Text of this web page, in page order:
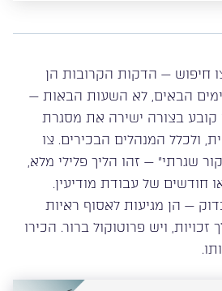
חיפוש — הדקות הקרובות הן
הבאים, לא השעות הבאות —
בצורה ישירה את מסגרת
ולכלל המנהלים הבכירים. צו
שגרתי” — זהו הליך פלילי מלא,
חודשים של עבודת מודיעין.
— הן מגיעות לאסוף ראיות
ויש פרוטוקול ברור. הכירו